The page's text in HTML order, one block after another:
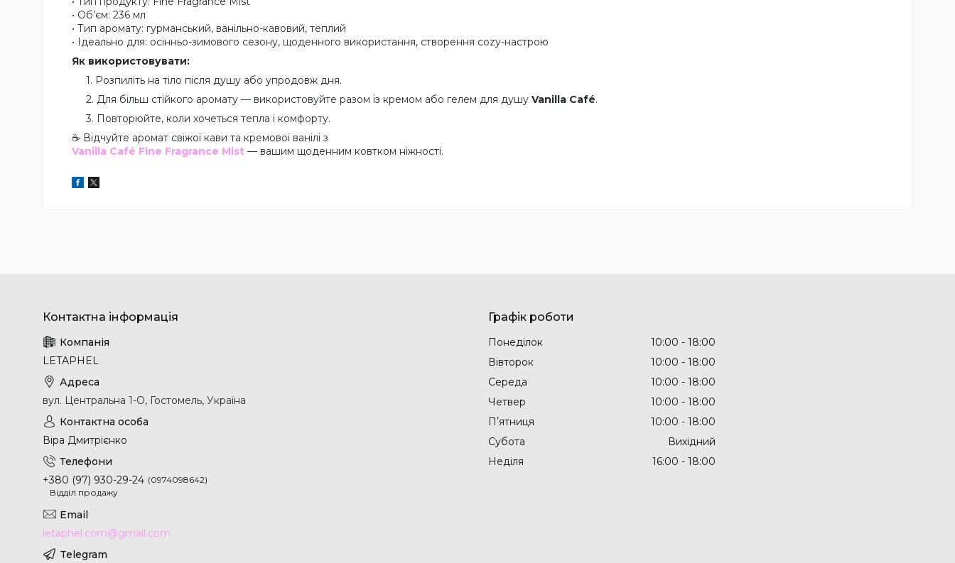
• Об’єм: 236 мл
• Тип аромату: гурманський, ванільно-кавовий, теплий
• Ідеально для: осінньо-зимового сезону, щоденного використання, створення cozy-настрою
Як використовувати:
Розпиліть на тіло після душу або упродовж дня.
Для більш стійкого аромату — використовуйте разом із кремом або гелем для душу Vanilla Café.
Повторюйте, коли хочеться тепла і комфорту.
☕ Відчуйте аромат свіжої кави та кремової ванілі з
Vanilla Café Fine Fragrance Mist — вашим щоденним ковтком ніжності.
LETAPHEL
вул. Центральна 1-О, Гостомель, Україна
Віра Дмитрієнко
+380 (97) 930-29-24
0974098642
Відділ продажу
letaphel.com@gmail.com
Графік роботи
Понеділок 10:00
18:00
Вівторок
10:00
18:00
Середа
10:00
18:00
Четвер
10:00
18:00
Пʼятниця
10:00
18:00
Субота
Вихідний
Неділя
16:00 18:00